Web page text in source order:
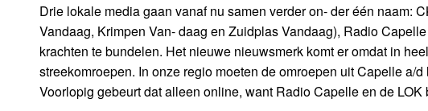
Drie lokale media gaan vanaf nu samen verder on- der één naam:
Vandaag, Krimpen Van- daag en Zuidplas Vandaag), Radio
krachten te bundelen. Het nieuwe nieuwsmerk komt er omdat in
streekomroepen. In onze regio moeten de omroepen uit Capelle a/
Voorlopig gebeurt dat alleen online, want Radio Capelle en de